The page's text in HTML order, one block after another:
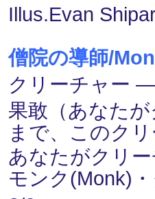
Illus.Evan
僧院の導師/
クリーチャー
果敢（あなた
まで、このク
あなたがクリ
モンク(Monk)